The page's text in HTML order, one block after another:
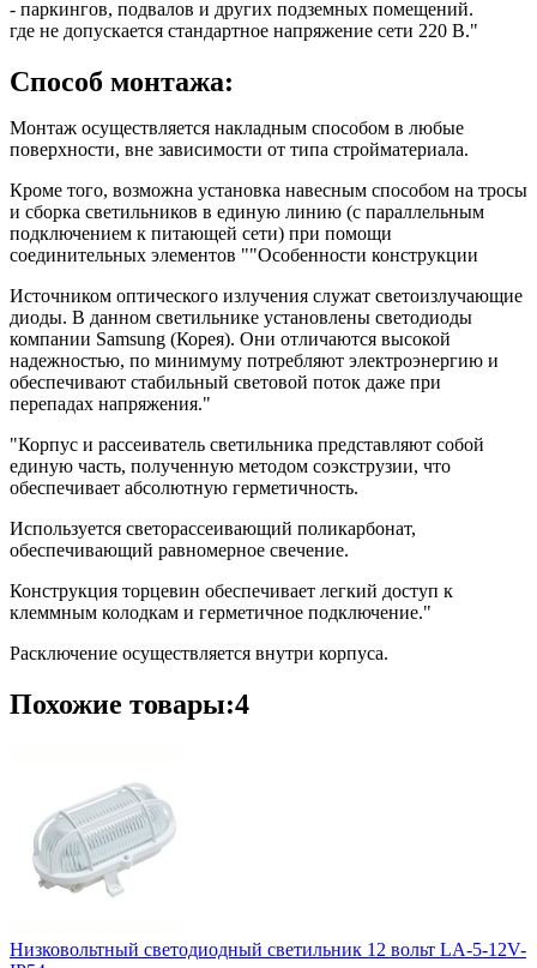
- паркингов, подвалов и других подземных помещений.
где не допускается стандартное напряжение сети 220 В."
Способ монтажа:
Монтаж осуществляется накладным способом в любые
поверхности, вне зависимости от типа стройматериала.
Кроме того, возможна установка навесным способом на тросы
и сборка светильников в единую линию (с параллельным
подключением к питающей сети) при помощи
соединительных элементов ""Особенности конструкции
Источником оптического излучения служат светоизлучающие
диоды. В данном светильнике установлены светодиоды
компании Samsung (Корея). Они отличаются высокой
надежностью, по минимуму потребляют электроэнергию и
обеспечивают стабильный световой поток даже при
перепадах напряжения."
"Корпус и рассеиватель светильника представляют собой
единую часть, полученную методом соэкструзии, что
обеспечивает абсолютную герметичность.
Используется светорассеивающий поликарбонат,
обеспечивающий равномерное свечение.
Конструкция торцевин обеспечивает легкий доступ к
клеммным колодкам и герметичное подключение."
Расключение осуществляется внутри корпуса.
Похожие товары:4
Низковольтный светодиодный светильник 12 вольт LA-5-12V-